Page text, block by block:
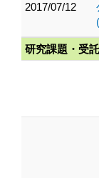
2017/07/12
研究課題・受